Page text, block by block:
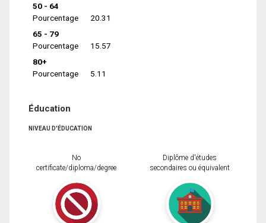
50 - 64
Pourcentage
20.31
65 - 79
Pourcentage
15.57
80+
Pourcentage
5.11
Éducation
NIVEAU D'ÉDUCATION
No
certificate/diploma/degree
Diplôme d'études
secondaires ou équivalent